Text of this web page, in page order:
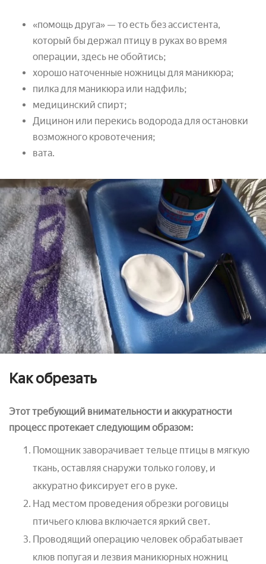
«помощь друга» — то есть без ассистента,
который бы держал птицу в руках во время
операции, здесь не обойтись;
хорошо наточенные ножницы для маникюра;
пилка для маникюра или надфиль;
медицинский спирт;
Дицинон или перекись водорода для остановки
возможного кровотечения;
вата.
Как обрезать
Этот требующий внимательности и аккуратности
процесс протекает следующим образом:
Помощник заворачивает тельце птицы в мягкую
ткань, оставляя снаружи только голову, и
аккуратно фиксирует его в руке.
Над местом проведения обрезки роговицы
птичьего клюва включается яркий свет.
Проводящий операцию человек обрабатывает
клюв попугая и лезвия маникюрных ножниц